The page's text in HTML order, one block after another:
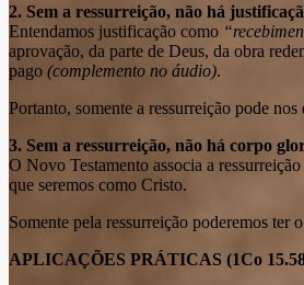
2. Sem a ressurreição, não há
Entendamos justificação como
aprovação, da parte de Deus, da obra
pago (complemento no áudio).
Portanto, somente a ressurreição pode
3. Sem a ressurreição, não há corpo
O Novo Testamento associa a
que seremos como Cristo.
Somente pela ressurreição poderemos
APLICAÇÕES PRÁTICAS (1Co